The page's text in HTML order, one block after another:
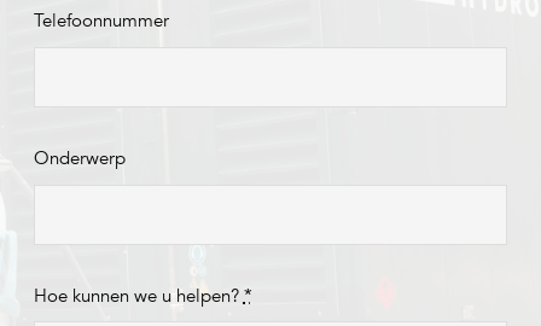
Telefoonnummer
Onderwerp
Hoe kunnen we u helpen? *